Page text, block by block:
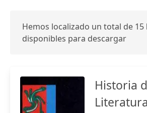
Hemos localizado un total de 15
disponibles para descargar
Historia